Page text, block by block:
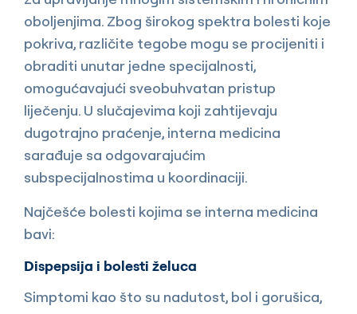
oboljenjima. Zbog širokog spektra bolesti koje
pokriva, različite tegobe mogu se procijeniti i
obraditi unutar jedne specijalnosti,
omogućavajući sveobuhvatan pristup
liječenju. U slučajevima koji zahtijevaju
dugotrajno praćenje, interna medicina
sarađuje sa odgovarajućim
subspecijalnostima u koordinaciji.
Najčešće bolesti kojima se interna medicina
bavi:
Dispepsija i bolesti želuca
Simptomi kao što su nadutost, bol i gorušica,